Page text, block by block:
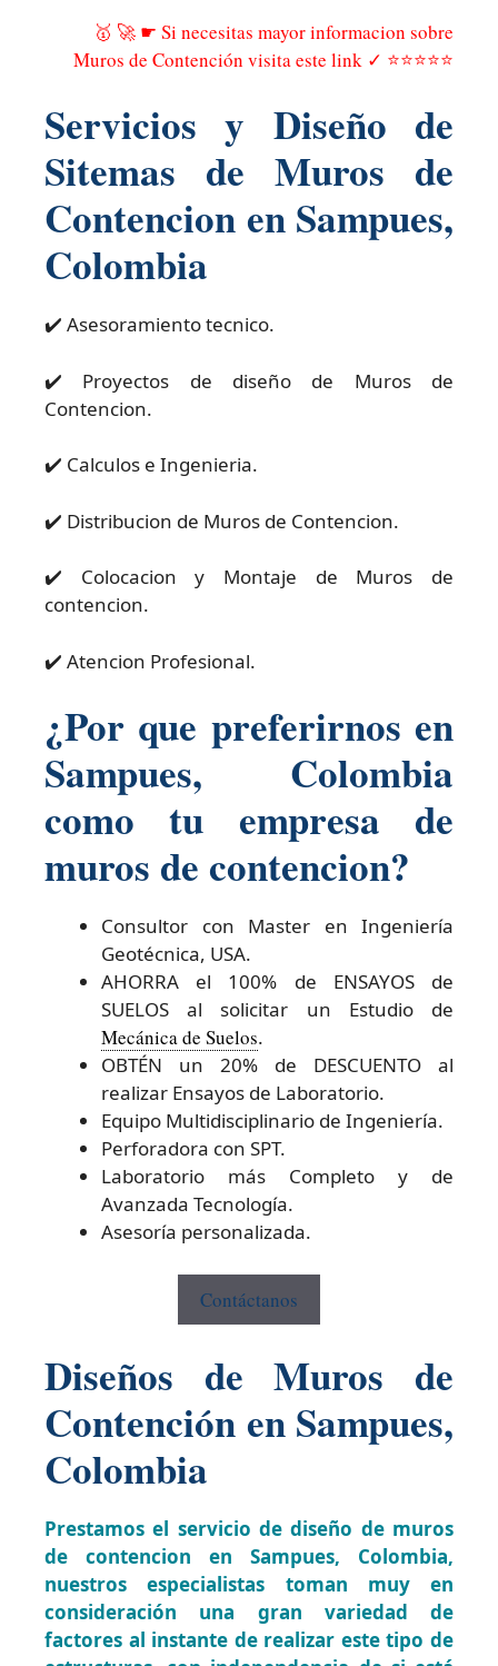
🥇 🚀 ☛ Si necesitas mayor informacion sobre
Muros de Contención visita este link ✓ ⭐⭐⭐⭐⭐
Servicios y Diseño de
Sitemas de Muros de
Contencion en Sampues,
Colombia
✔️ Asesoramiento tecnico.
✔️ Proyectos de diseño de Muros de
Contencion.
✔️ Calculos e Ingenieria.
✔️ Distribucion de Muros de Contencion.
✔️ Colocacion y Montaje de Muros de
contencion.
✔️ Atencion Profesional.
¿Por que preferirnos en
Sampues, Colombia
como tu empresa de
muros de contencion?
Consultor con Master en Ingeniería
Geotécnica, USA.
AHORRA el 100% de ENSAYOS de
SUELOS al solicitar un Estudio de
Mecánica de Suelos.
OBTÉN un 20% de DESCUENTO al
realizar Ensayos de Laboratorio.
Equipo Multidisciplinario de Ingeniería.
Perforadora con SPT.
Laboratorio más Completo y de
Avanzada Tecnología.
Asesoría personalizada.
Contáctanos
Diseños de Muros de
Contención en Sampues,
Colombia
Prestamos el servicio de diseño de muros
de contencion en Sampues, Colombia,
nuestros especialistas toman muy en
consideración una gran variedad de
factores al instante de realizar este tipo de